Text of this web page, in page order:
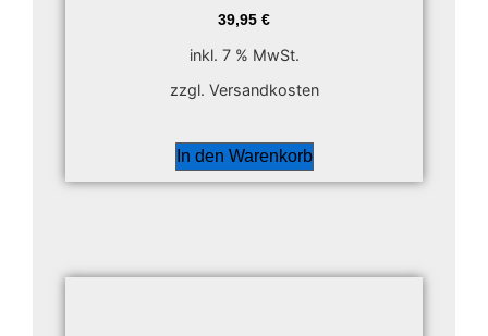
39,95 €
inkl. 7 % MwSt.
zzgl. Versandkosten
In den Warenkorb